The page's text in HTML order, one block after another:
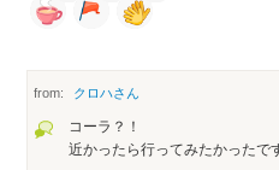
from: クロハさん
コーラ？！
近かったら行ってみたかったで